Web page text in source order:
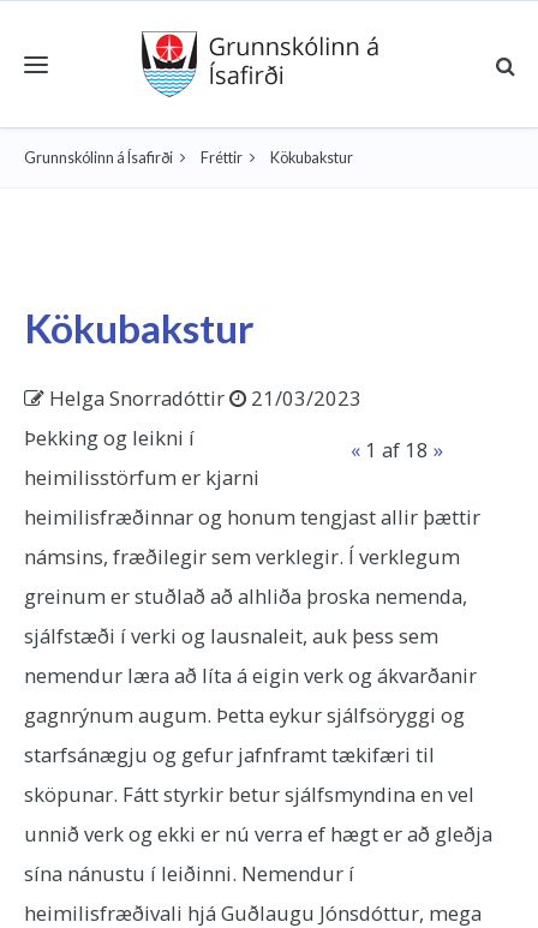
Toggle navigation
Grunnskólinn á Ísafirði Fréttir Kökubakstur
Kökubakstur
Helga Snorradóttir
21/03/2023
« 1 af 18 »
Þekking og leikni í
heimilisstörfum er kjarni
heimilisfræðinnar og honum tengjast allir þættir
námsins, fræðilegir sem verklegir. Í verklegum
greinum er stuðlað að alhliða þroska nemenda,
sjálfstæði í verki og lausnaleit, auk þess sem
nemendur læra að líta á eigin verk og ákvarðanir
gagnrýnum augum. Þetta eykur sjálfsöryggi og
starfsánægju og gefur jafnframt tækifæri til
sköpunar. Fátt styrkir betur sjálfsmyndina en vel
unnið verk og ekki er nú verra ef hægt er að gleðja
sína nánustu í leiðinni. Nemendur í
heimilisfræðivali hjá Guðlaugu Jónsdóttur, mega